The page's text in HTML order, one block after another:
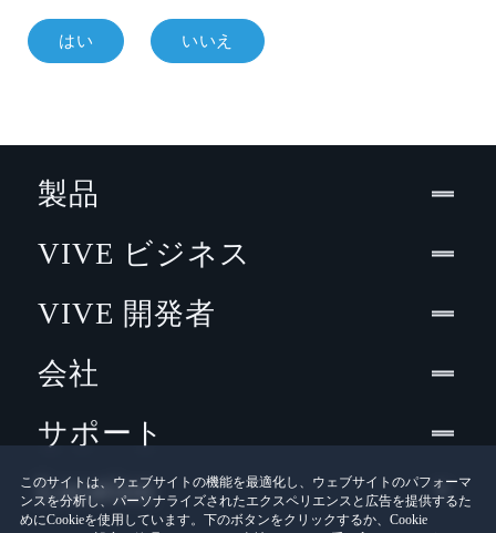
はい いいえ
このサイトは、ウェブサイトの機能を最適化し、ウェブサイトのパフォーマ
ンスを分析し、パーソナライズされたエクスペリエンスと広告を提供するた
めにCookieを使用しています。下のボタンをクリックするか、Cookie
製品
VIVE ビジネス
VIVE 開発者
会社
サポート
Location